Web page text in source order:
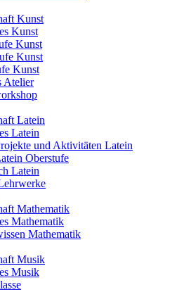
Kunst
Kunst
Kunst
Kunst
Kunst
Atelier
Latein
Latein
und Aktivitäten Latein
Oberstufe
Latein
Mathematik
Mathematik
Mathematik
Musik
Musik